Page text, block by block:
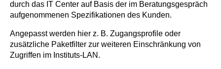
durch das IT Center auf Basis der im Beratungsgespräch
aufgenommenen Spezifikationen des Kunden.
Angepasst werden hier z. B. Zugangsprofile oder
zusätzliche Paketfilter zur weiteren Einschränkung von
Zugriffen im Instituts-LAN.